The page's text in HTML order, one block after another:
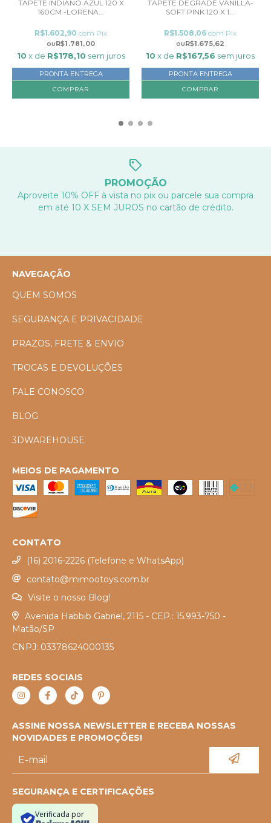
TAPETE INDIANO AZUL 120 X
160CM -LORENA...
R$1.781,00
R$1.602,90 com Pix
10 x de R$178,10 sem juros
PRONTA ENTREGA
TAPETE DEGRADÊ VANILLA-
SOFT PINK 120 X 1...
R$1.675,62
R$1.508,06 com Pix
10 x de R$167,56 sem juros
PRONTA ENTREGA
PROMOÇÃO
Aproveite 10% OFF à vista no pix ou parcele sua compra
em até 10 X SEM JUROS no cartão de crédito.
NAVEGAÇÃO
QUEM SOMOS
SEGURANÇA E PRIVACIDADE
PRAZOS, FRETE & ENVIO
TROCAS E DEVOLUÇÕES
FALE CONOSCO
BLOG
3DWAREHOUSE
MEIOS DE PAGAMENTO
CONTATO
(16) 2016-2226 (Telefone e WhatsApp)
contato@mimootoys.com.br
Visite o nosso Blog!
Avenida Habbib Gabriel, 2115 - CEP.: 15.993-750 -
Matão/SP
CNPJ: 03378624000135
REDES SOCIAIS
ASSINE NOSSA NEWSLETTER E RECEBA NOSSAS
NOVIDADES E PROMOÇÕES!
SEGURANÇA E CERTIFICAÇÕES
Verificada por